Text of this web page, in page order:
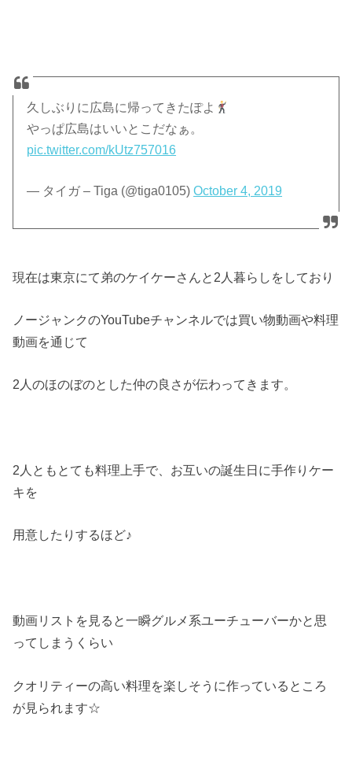
久しぶりに広島に帰ってきたぽよ
やっぱ広島はいいとこだなぁ。
pic.twitter.com/kUtz757016
— タイガ – Tiga (@tiga0105)October 4, 2019
現在は東京にて弟のケイケーさんと2人暮らしをしており
ノージャンクのYouTubeチャンネルでは買い物動画や料理
動画を通じて
2人のほのぼのとした仲の良さが伝わってきます。
2人ともとても料理上手で、お互いの誕生日に手作りケー
キを
用意したりするほど♪
動画リストを見ると一瞬グルメ系ユーチューバーかと思
ってしまうくらい
クオリティーの高い料理を楽しそうに作っているところ
が見られます☆